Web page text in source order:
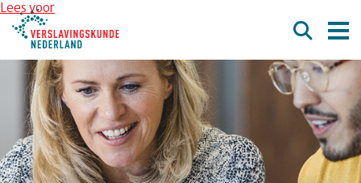
Lees voor
Overslaan en naar de inhoud gaan
Direct naar de hoofdnavigatie